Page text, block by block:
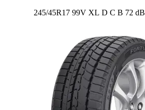
245/45R17 99V XL Etykieta:
D C B 72 dB